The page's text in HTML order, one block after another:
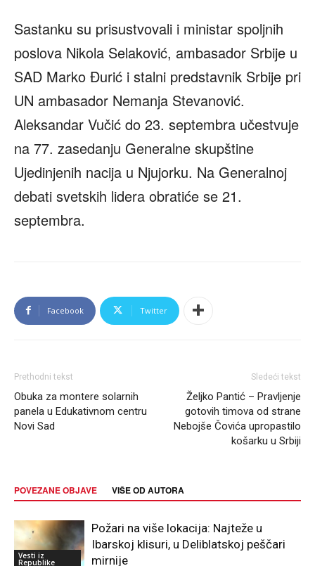
Sastanku su prisustvovali i ministar spoljnih
poslova Nikola Selaković, ambasador Srbije u
SAD Marko Đurić i stalni predstavnik Srbije pri
UN ambasador Nemanja Stevanović.
Aleksandar Vučić do 23. septembra učestvuje
na 77. zasedanju Generalne skupštine
Ujedinjenih nacija u Njujorku. Na Generalnoj
debati svetskih lidera obratiće se 21.
septembra.
Facebook Twitter
Prethodni tekst
Obuka za montere solarnih
panela u Edukativnom centru
Novi Sad
Sledeći tekst
Željko Pantić – Pravljenje
gotovih timova od strane
Nebojše Čovića upropastilo
košarku u Srbiji
POVEZANE OBJAVE VIŠE OD AUTORA
Vesti iz
Republike
Požari na više lokacija: Najteže u
Ibarskoj klisuri, u Deliblatskoj peščari
mirnije